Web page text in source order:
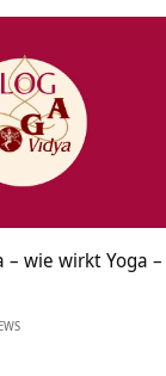
– wie wirkt Yoga